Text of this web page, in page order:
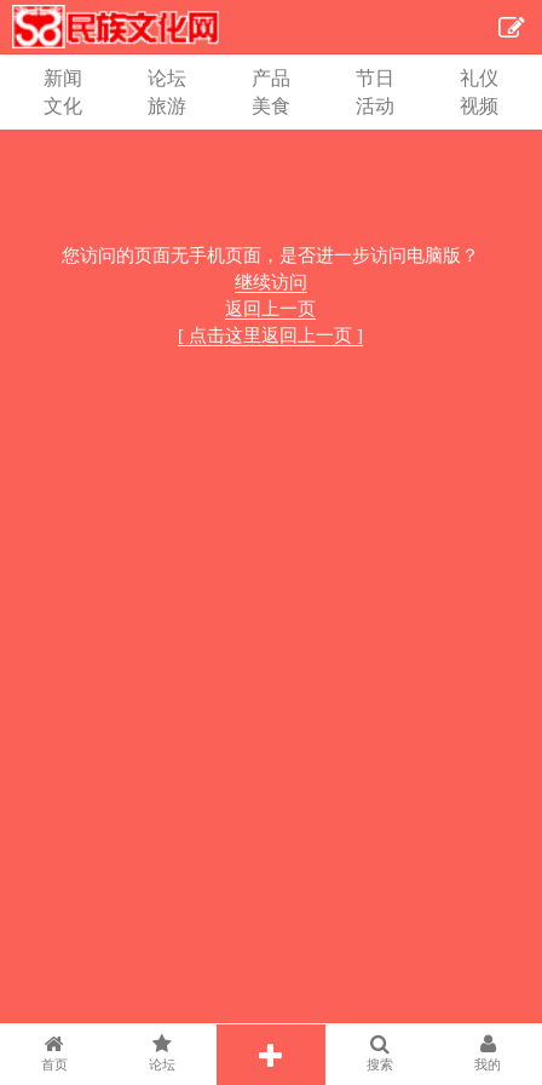
新闻 论坛 产品 节日
礼仪
文化
旅游 美食 活动 视频
您访问的页面无手机页面，是否进一步访问电脑版？
继续访问
返回上一页
[ 点击这里返回上一页 ]
首页 论坛 搜索 我的